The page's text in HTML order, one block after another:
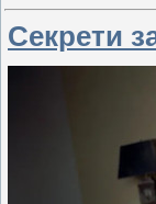
Секрети